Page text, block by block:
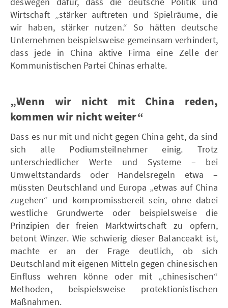
Wirtschaft „stärker auftreten und Spielräume, die
wir haben, stärker nutzen.“ So hätten deutsche
Unternehmen beispielsweise gemeinsam verhindert,
dass jede in China aktive Firma eine Zelle der
Kommunistischen Partei Chinas erhalte.
„Wenn wir nicht mit China reden,
kommen wir nicht weiter“
Dass es nur mit und nicht gegen China geht, da sind
sich alle Podiumsteilnehmer einig. Trotz
unterschiedlicher Werte und Systeme – bei
Umweltstandards oder Handelsregeln etwa –
müssten Deutschland und Europa „etwas auf China
zugehen“ und kompromissbereit sein, ohne dabei
westliche Grundwerte oder beispielsweise die
Prinzipien der freien Marktwirtschaft zu opfern,
betont Winzer. Wie schwierig dieser Balanceakt ist,
machte er an der Frage deutlich, ob sich
Deutschland mit eigenen Mitteln gegen chinesischen
Einfluss wehren könne oder mit „chinesischen“
Methoden, beispielsweise protektionistischen
Maßnahmen.